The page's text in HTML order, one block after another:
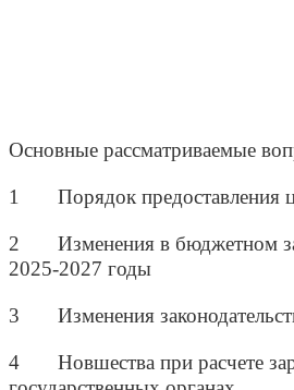
Основные рассматриваемые
1 Порядок предоставления
2 Изменения в бюджетном
2025-2027 годы
3 Изменения
4 Новшества при расчете